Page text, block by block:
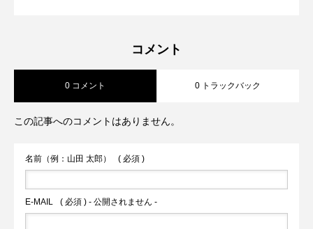
プン前倒しへ 山都町の通潤橋が熊本県
対話式ＡＩ ＣｈａｔＧＰＴの実証実験
を申請へ
コメント
0 コメント 0 トラックバック
この記事へのコメントはありません。
名前（例：山田 太郎） ( 必須 )
E-MAIL ( 必須 ) - 公開されません -